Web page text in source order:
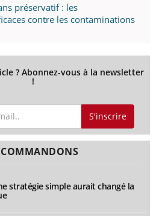
préservatif : les
contre les contaminations
? Abonnez-vous à la newsletter
!
S'inscrire
stratégie simple aurait changé la